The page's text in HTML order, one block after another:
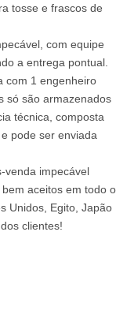
tosse e frascos de
com equipe
a entrega pontual.
com 1 engenheiro
só são armazenados
técnica, composta
pode ser enviada
venda impecável
aceitos em todo o
Unidos, Egito, Japão
clientes!